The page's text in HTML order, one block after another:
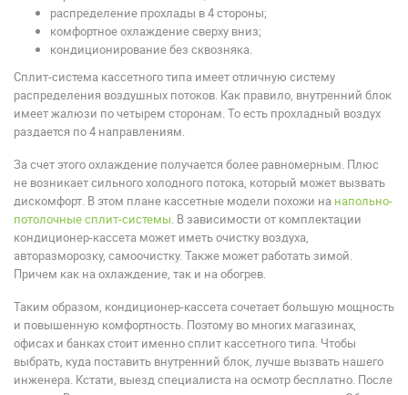
распределение прохлады в 4 стороны;
комфортное охлаждение сверху вниз;
кондиционирование без сквозняка.
Сплит-система кассетного типа имеет отличную систему
распределения воздушных потоков. Как правило, внутренний блок
имеет жалюзи по четырем сторонам. То есть прохладный воздух
раздается по 4 направлениям.
За счет этого охлаждение получается более равномерным. Плюс
не возникает сильного холодного потока, который может вызвать
дискомфорт. В этом плане кассетные модели похожи на напольно-
потолочные сплит-системы. В зависимости от комплектации
кондиционер-кассета может иметь очистку воздуха,
авторазморозку, самоочистку. Также может работать зимой.
Причем как на охлаждение, так и на обогрев.
Таким образом, кондиционер-кассета сочетает большую мощность
и повышенную комфортность. Поэтому во многих магазинах,
офисах и банках стоит именно сплит кассетного типа. Чтобы
выбрать, куда поставить внутренний блок, лучше вызвать нашего
инженера. Кстати, выезд специалиста на осмотр бесплатно. После